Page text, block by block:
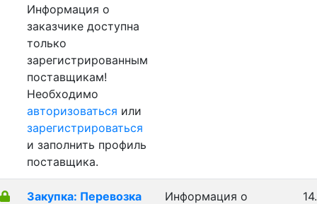
Информация о
заказчике доступна
только
зарегистрированным
поставщикам!
Необходимо
авторизоваться или
зарегистрироваться
и заполнить профиль
поставщика.
Закупка: Перевозка
Информация о